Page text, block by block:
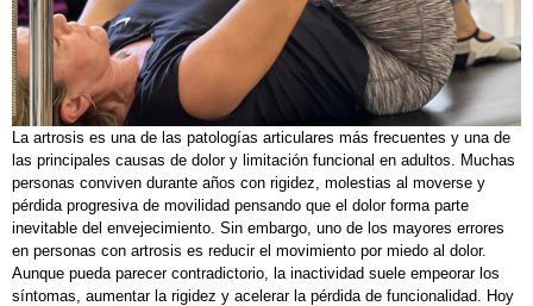
La artrosis es una de las patologías articulares más frecuentes y una de
las principales causas de dolor y limitación funcional en adultos. Muchas
personas conviven durante años con rigidez, molestias al moverse y
pérdida progresiva de movilidad pensando que el dolor forma parte
inevitable del envejecimiento. Sin embargo, uno de los mayores errores
en personas con artrosis es reducir el movimiento por miedo al dolor.
Aunque pueda parecer contradictorio, la inactividad suele empeorar los
síntomas, aumentar la rigidez y acelerar la pérdida de funcionalidad. Hoy